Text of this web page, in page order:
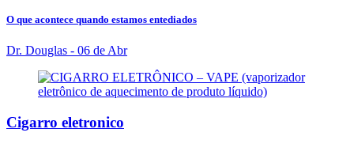
O que acontece quando estamos entediados
Dr. Douglas - 06 de Abr
Cigarro eletronico